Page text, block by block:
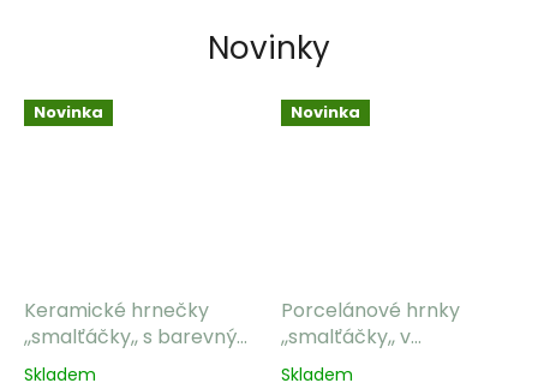
Novinky
Novinka
Keramické hrnečky
,,smalťáčky,, s barevným
vnitřkem
Skladem
Novinka
Porcelánové hrnky
,,smalťáčky,, v
pastelových barvách
Skladem